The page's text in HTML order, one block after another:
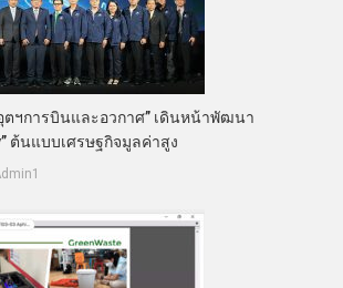
ตฯการบินและอวกาศ” เดินหน้าพัฒนา
ต้นแบบเศรษฐกิจมูลค่าสูง